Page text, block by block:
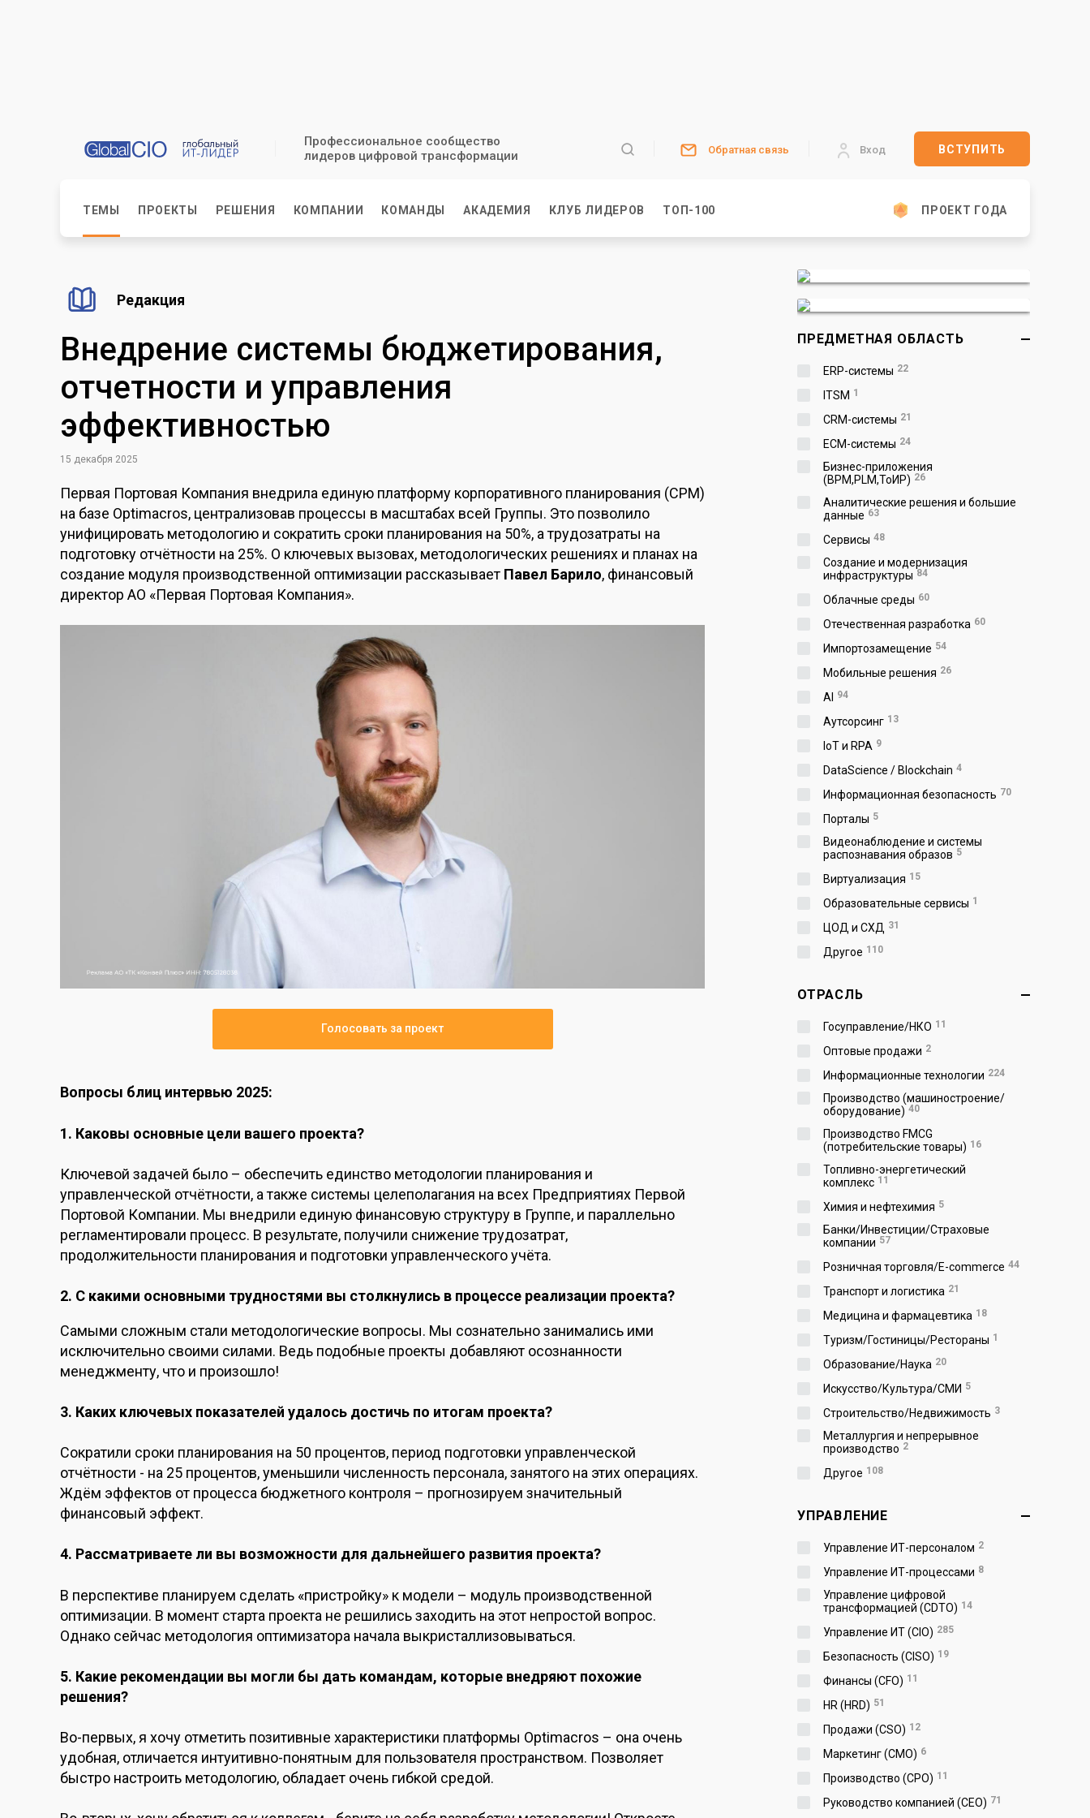
Профессиональное сообщество
лидеров цифровой трансформации
Обратная связь Вход ВСТУПИТЬ
ТЕМЫ ПРОЕКТЫ РЕШЕНИЯ КОМПАНИИ КОМАНДЫ АКАДЕМИЯ КЛУБ ЛИДЕРОВ ТОП-100 ПРОЕКТ ГОДА
Редакция
Внедрение системы бюджетирования,
отчетности и управления
эффективностью
15 декабря 2025
Первая Портовая Компания внедрила единую платформу корпоративного планирования (CPM)
на базе Optimacros, централизовав процессы в масштабах всей Группы. Это позволило
унифицировать методологию и сократить сроки планирования на 50%, а трудозатраты на
подготовку отчётности на 25%. О ключевых вызовах, методологических решениях и планах на
создание модуля производственной оптимизации рассказывает Павел Барило, финансовый
директор АО «Первая Портовая Компания».
Голосовать за проект
Вопросы блиц интервью 2025:
1. Каковы основные цели вашего проекта?
Ключевой задачей было – обеспечить единство методологии планирования и
управленческой отчётности, а также системы целеполагания на всех Предприятиях Первой
Портовой Компании. Мы внедрили единую финансовую структуру в Группе, и параллельно
регламентировали процесс. В результате, получили снижение трудозатрат,
продолжительности планирования и подготовки управленческого учёта.
2. С какими основными трудностями вы столкнулись в процессе реализации проекта?
Самыми сложным стали методологические вопросы. Мы сознательно занимались ими
исключительно своими силами. Ведь подобные проекты добавляют осознанности
менеджменту, что и произошло!
3. Каких ключевых показателей удалось достичь по итогам проекта?
Сократили сроки планирования на 50 процентов, период подготовки управленческой
отчётности - на 25 процентов, уменьшили численность персонала, занятого на этих операциях.
Ждём эффектов от процесса бюджетного контроля – прогнозируем значительный
финансовый эффект.
4. Рассматриваете ли вы возможности для дальнейшего развития проекта?
В перспективе планируем сделать «пристройку» к модели – модуль производственной
оптимизации. В момент старта проекта не решились заходить на этот непростой вопрос.
Однако сейчас методология оптимизатора начала выкристаллизовываться.
5. Какие рекомендации вы могли бы дать командам, которые внедряют похожие
решения?
Во-первых, я хочу отметить позитивные характеристики платформы Optimacros – она очень
удобная, отличается интуитивно-понятным для пользователя пространством. Позволяет
быстро настроить методологию, обладает очень гибкой средой.
ПРЕДМЕТНАЯ ОБЛАСТЬ
ERP-системы 22
ITSM 1
CRM-системы 21
ECM-системы 24
Бизнес-приложения
(BPM,PLM,ToИР) 26
Аналитические решения и большие
данные 63
Сервисы 48
Создание и модернизация
инфраструктуры 84
Облачные среды 60
Отечественная разработка 60
Импортозамещение 54
Мобильные решения 26
AI 94
Аутсорсинг 13
IoT и RPA 9
DataScience / Blockchain 4
Информационная безопасность 70
Порталы 5
Видеонаблюдение и системы
распознавания образов 5
Виртуализация 15
Образовательные сервисы 1
ЦОД и СХД 31
Другое 110
ОТРАСЛЬ
Госуправление/НКО 11
Оптовые продажи 2
Информационные технологии 224
Производство (машиностроение/
оборудование) 40
Производство FMCG
(потребительские товары) 16
Топливно-энергетический
комплекс 11
Химия и нефтехимия 5
Банки/Инвестиции/Страховые
компании 57
Розничная торговля/E-commerce 44
Транспорт и логистика 21
Медицина и фармацевтика 18
Туризм/Гостиницы/Рестораны 1
Образование/Наука 20
Искусство/Культура/СМИ 5
Строительство/Недвижимость 3
Металлургия и непрерывное
производство 2
Другое 108
УПРАВЛЕНИЕ
Управление ИТ-персоналом 2
Управление ИТ-процессами 8
Управление цифровой
трансформацией (CDTO) 14
Управление ИТ (CIO) 285
Безопасность (CISO) 19
Финансы (CFO) 11
HR (HRD) 51
Продажи (CSO) 12
Маркетинг (CMO) 6
Производство (СPO) 11
Руководство компанией (CEO) 71